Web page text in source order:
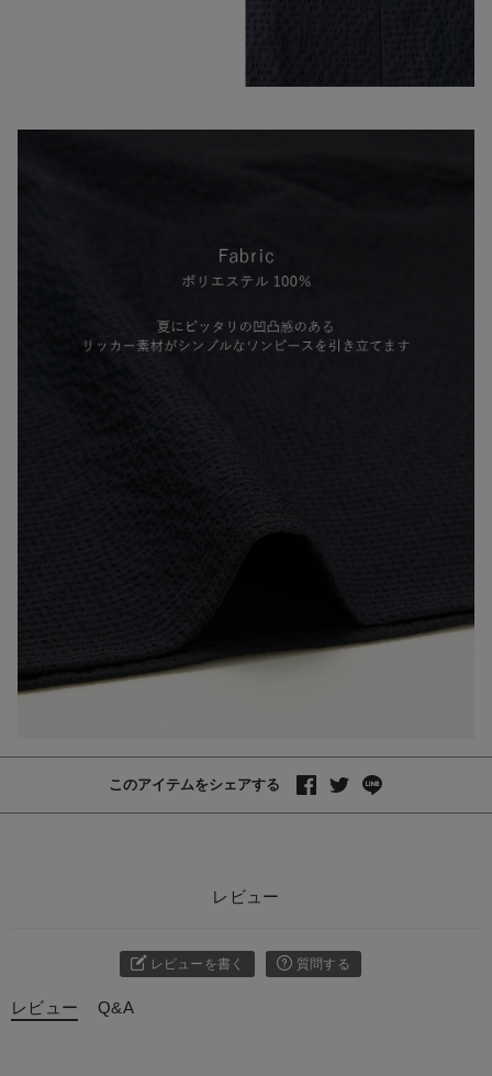
このアイテムをシェアする
レビュー
レビューを書く 質問する
レビュー Q&A